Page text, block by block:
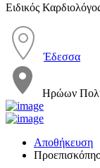
Ειδικός
Έδεσσα
Ηρώων
Αποθήκευση